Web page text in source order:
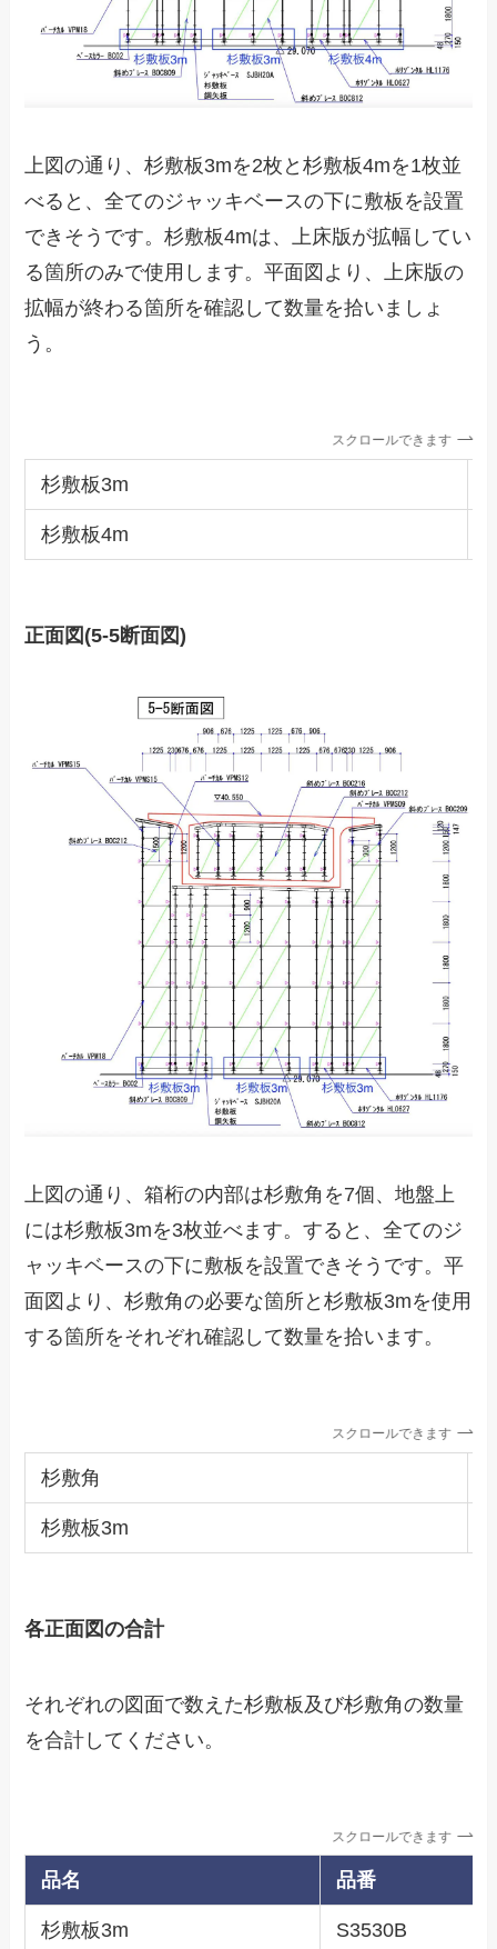
上図の通り、杉敷板3mを2枚と杉敷板4mを1枚並
べると、全てのジャッキベースの下に敷板を設置
できそうです。杉敷板4mは、上床版が拡幅してい
る箇所のみで使用します。平面図より、上床版の
拡幅が終わる箇所を確認して数量を拾いましょ
う。
スクロールできます
杉敷板3m
杉敷板4m
正面図(5-5断面図)
上図の通り、箱桁の内部は杉敷角を7個、地盤上
には杉敷板3mを3枚並べます。すると、全てのジ
ャッキベースの下に敷板を設置できそうです。平
面図より、杉敷角の必要な箇所と杉敷板3mを使用
する箇所をそれぞれ確認して数量を拾います。
スクロールできます
杉敷角
杉敷板3m
各正面図の合計
それぞれの図面で数えた杉敷板及び杉敷角の数量
を合計してください。
スクロールできます
品名 品番
杉敷板3m S3530B